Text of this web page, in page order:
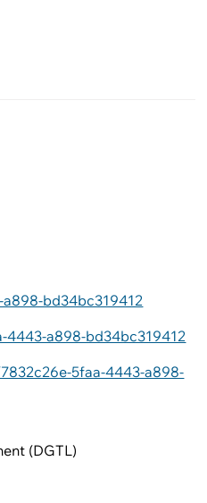
bd34bc319412
a898-bd34bc319412
5faa-4443-a898-
(DGTL)